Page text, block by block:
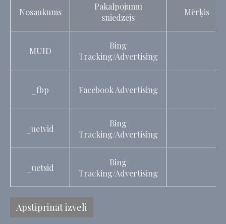
Nosaukums
Pakalpojumu
sniedzējs
Mērķis
MUID
Bing
Tracking/Advertising
_fbp Facebook Advertising
_uetvid
Bing
Tracking/Advertising
_uetsid
Bing
Tracking/Advertising
Apstiprināt izvēli